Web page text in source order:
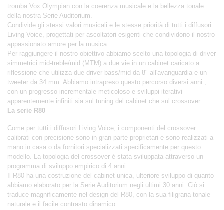
tromba Vox Olympian con la coerenza musicale e la bellezza tonale
della nostra Serie Auditorium.
Condivide gli stessi valori musicali e le stesse priorità di tutti i diffusori
Living Voice, progettati per ascoltatori esigenti che condividono il nostro
appassionato amore per la musica.
Per raggiungere il nostro obiettivo abbiamo scelto una topologia di driver
simmetrici mid-treble/mid (MTM) a due vie in un cabinet caricato a
riflessione che utilizza due driver bass/mid da 8" all'avanguardia e un
tweeter da 34 mm. Abbiamo intrapreso questo percorso diversi anni ,
con un progresso incrementale meticoloso e sviluppi iterativi
apparentemente infiniti sia sul tuning del cabinet che sul crossover.
La serie R80
Come per tutti i diffusori Living Voice, i componenti del crossover
calibrati con precisione sono in gran parte proprietari e sono realizzati a
mano in casa o da fornitori specializzati specificamente per questo
modello. La topologia del crossover è stata sviluppata attraverso un
programma di sviluppo empirico di 4 anni.
Il R80 ha una costruzione del cabinet unica, ulteriore sviluppo di quanto
abbiamo elaborato per la Serie Auditorium negli ultimi 30 anni. Ciò si
traduce magnificamente nel design del R80, con la sua filigrana tonale
naturale e il facile contrasto dinamico.